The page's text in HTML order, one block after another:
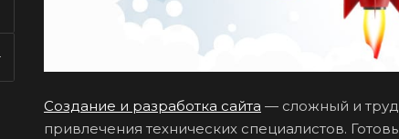
Создание и разработка сайта — сложный и
привлечения технических специалистов.